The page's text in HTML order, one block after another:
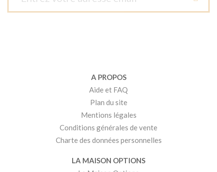
A PROPOS
Aide et FAQ
Plan du site
Mentions légales
Conditions générales de vente
Charte des données personnelles
LA MAISON OPTIONS